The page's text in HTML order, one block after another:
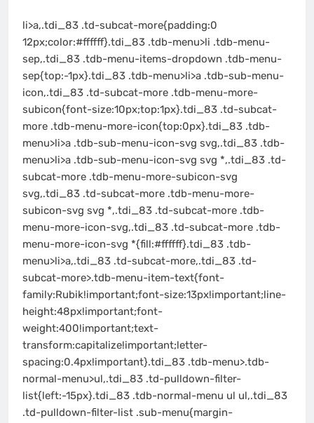
li>a,.tdi_83 .td-subcat-more{padding:0
12px;color:#ffffff}.tdi_83 .tdb-menu>li .tdb-menu-
sep,.tdi_83 .tdb-menu-items-dropdown .tdb-menu-
sep{top:-1px}.tdi_83 .tdb-menu>li>a .tdb-sub-menu-
icon,.tdi_83 .td-subcat-more .tdb-menu-more-
subicon{font-size:10px;top:1px}.tdi_83 .td-subcat-
more .tdb-menu-more-icon{top:0px}.tdi_83 .tdb-
menu>li>a .tdb-sub-menu-icon-svg svg,.tdi_83 .tdb-
menu>li>a .tdb-sub-menu-icon-svg svg *,.tdi_83 .td-
subcat-more .tdb-menu-more-subicon-svg
svg,.tdi_83 .td-subcat-more .tdb-menu-more-
subicon-svg svg *,.tdi_83 .td-subcat-more .tdb-
menu-more-icon-svg,.tdi_83 .td-subcat-more .tdb-
menu-more-icon-svg *{fill:#ffffff}.tdi_83 .tdb-
menu>li>a,.tdi_83 .td-subcat-more,.tdi_83 .td-
subcat-more>.tdb-menu-item-text{font-
family:Rubik!important;font-size:13px!important;line-
height:48px!important;font-
weight:400!important;text-
transform:capitalize!important;letter-
spacing:0.4px!important}.tdi_83 .tdb-menu>.tdb-
normal-menu>ul,.tdi_83 .td-pulldown-filter-
list{left:-15px}.tdi_83 .tdb-normal-menu ul ul,.tdi_83
.td-pulldown-filter-list .sub-menu{margin-